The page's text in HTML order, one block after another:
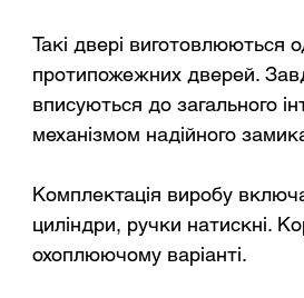
Такі двері виготовлюються
протипожежних дверей.
вписуються до загального
механізмом надійного
Комплектація виробу
циліндри, ручки натискні.
охоплюючому варіанті.